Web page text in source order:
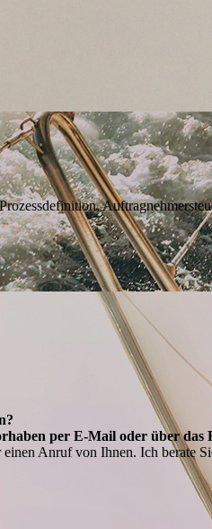
per E-Mail oder über
Anruf von Ihnen. Ich berate